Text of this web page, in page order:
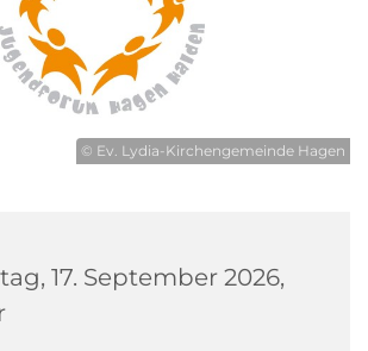
© Ev. Lydia-Kirchengemeinde Hagen
17. September 2026,